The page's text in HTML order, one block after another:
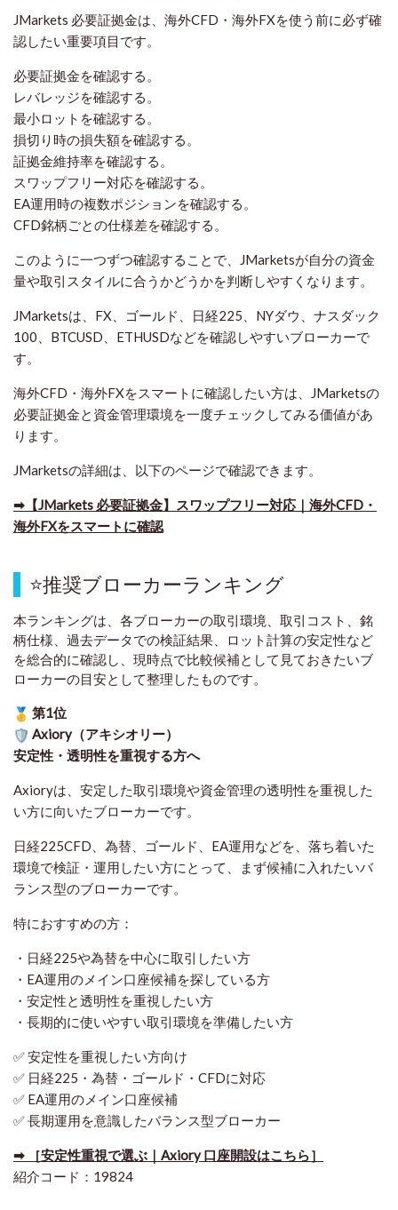
JMarkets 必要証拠金は、海外CFD・海外FXを使う前に必ず確
認したい重要項目です。
必要証拠金を確認する。
レバレッジを確認する。
最小ロットを確認する。
損切り時の損失額を確認する。
証拠金維持率を確認する。
スワップフリー対応を確認する。
EA運用時の複数ポジションを確認する。
CFD銘柄ごとの仕様差を確認する。
このように一つずつ確認することで、JMarketsが自分の資金
量や取引スタイルに合うかどうかを判断しやすくなります。
JMarketsは、FX、ゴールド、日経225、NYダウ、ナスダック
100、BTCUSD、ETHUSDなどを確認しやすいブローカーで
す。
海外CFD・海外FXをスマートに確認したい方は、JMarketsの
必要証拠金と資金管理環境を一度チェックしてみる価値があ
ります。
JMarketsの詳細は、以下のページで確認できます。
➡​【JMarkets 必要証拠金】スワップフリー対応｜海外CFD・
海外FXをスマートに確認
⭐推奨ブローカーランキング
本ランキングは、各ブローカーの取引環境、取引コスト、銘
柄仕様、過去データでの検証結果、ロット計算の安定性など
を総合的に確認し、現時点で比較候補として見ておきたいブ
ローカーの目安として整理したものです。
第1位
Axiory（アキシオリー）
安定性・透明性を重視する方へ
Axioryは、安定した取引環境や資金管理の透明性を重視した
い方に向いたブローカーです。
日経225CFD、為替、ゴールド、EA運用などを、落ち着いた
環境で検証・運用したい方にとって、まず候補に入れたいバ
ランス型のブローカーです。
特におすすめの方：
・日経225や為替を中心に取引したい方
・EA運用のメイン口座候補を探している方
・安定性と透明性を重視したい方
・長期的に使いやすい取引環境を準備したい方
✅ 安定性を重視したい方向け
✅ 日経225・為替・ゴールド・CFDに対応
✅ EA運用のメイン口座候補
✅ 長期運用を意識したバランス型ブローカー
➡ ［安定性重視で選ぶ｜Axiory 口座開設はこちら］
紹介コード：19824